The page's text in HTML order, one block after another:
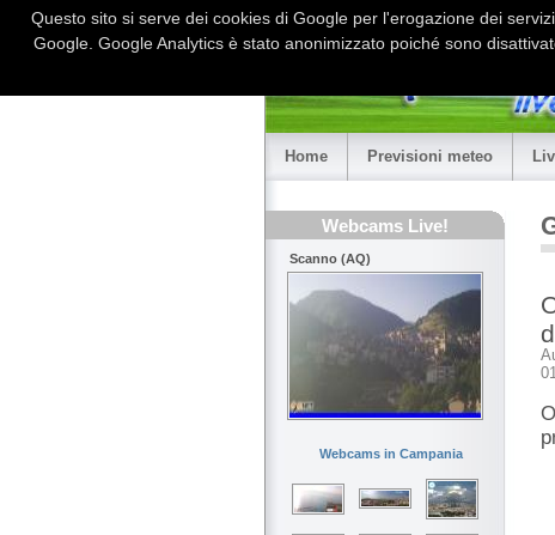
Home Previsioni meteo
Webcams Live!
Scanno (AQ)
Webcams in Campania
Questo sito si serve dei cookies di Google per l'erogazione dei
Google. Google Analytics è stato anonimizzato poiché sono